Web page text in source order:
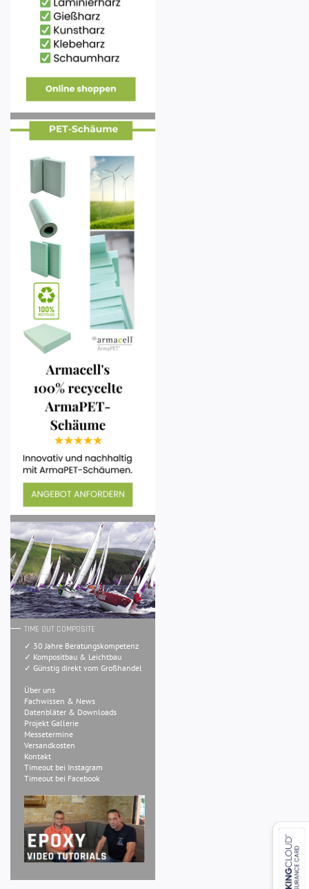
TIME OUT COMPOSITE
✓ 30 Jahre Beratungskompetenz
✓ Kompositbau & Leichtbau
✓ Günstig direkt vom Großhandel
Über uns
Fachwissen & News
Datenbläter & Downloads
Projekt Gallerie
Messetermine
Versandkosten
Kontakt
Timeout bei Instagram
Timeout bei Facebook